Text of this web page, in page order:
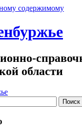
содержимому
области